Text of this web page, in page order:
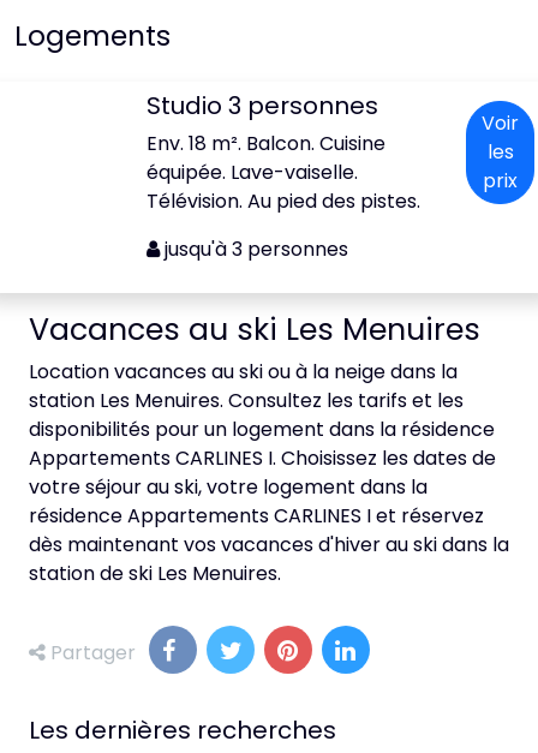
Logements
Studio 3 personnes
Env. 18 m². Balcon. Cuisine
équipée. Lave-vaiselle.
Télévision. Au pied des pistes.
jusqu'à 3 personnes
Voir
les
prix
Vacances au ski Les Menuires
Location vacances au ski ou à la neige dans la
station Les Menuires. Consultez les tarifs et les
disponibilités pour un logement dans la résidence
Appartements CARLINES I. Choisissez les dates de
votre séjour au ski, votre logement dans la
résidence Appartements CARLINES I et réservez
dès maintenant vos vacances d'hiver au ski dans la
station de ski Les Menuires.
Partager
Les dernières recherches